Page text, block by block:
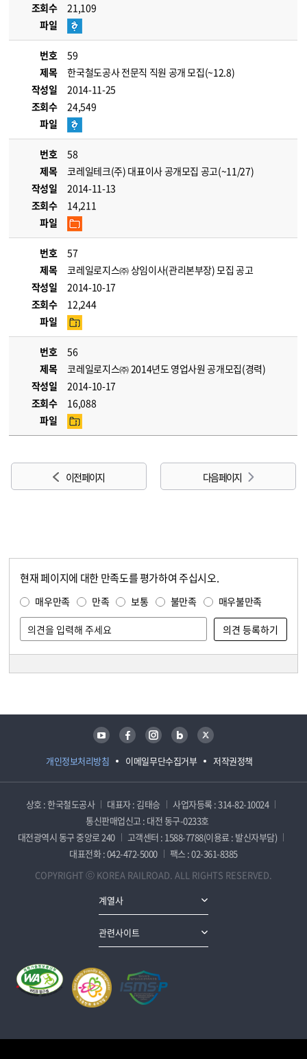
조회수
21,109
파일
번호
59
제목
한국철도공사 전문직 직원 공개 모집(~12.8)
작성일
2014-11-25
조회수
24,549
파일
번호
58
제목
코레일테크(주) 대표이사 공개모집 공고(~11/27)
작성일
2014-11-13
조회수
14,211
파일
번호
57
제목
코레일로지스㈜ 상임이사(관리본부장) 모집 공고
작성일
2014-10-17
조회수
12,244
파일
번호
56
제목
코레일로지스㈜ 2014년도 영업사원 공개모집(경력)
작성일
2014-10-17
조회수
16,088
파일
이전 페이지 다음 페이지
현재 페이지에 대한 만족도를 평가하여 주십시오.
매우만족 만족 보통 불만족 매우불만족
개인정보처리방침 이메일무단수집거부 저작권정책
유튜브 페이스북 인스타그램 블로그 트위터
상호 : 한국철도공사 대표자 : 김태승
사업자등록 : 314-82-10024
통신판매업신고 : 대전 동구-0233호
대전광역시 동구 중앙로 240
고객센터 : 1588-7788(이용료 : 발신자부담)
대표전화 : 042-472-5000
팩스 : 02-361-8385
COPYRIGHT ⓒ KOREA RAILROAD. ALL RIGHTS RESERVED.
계열사
관련사이트